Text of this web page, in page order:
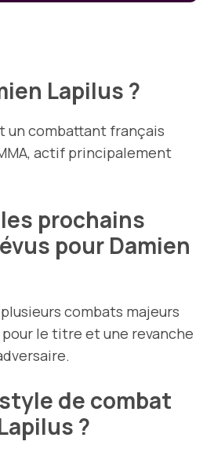
Lapilus ?
un combattant français
actif principalement
prochains
pour Damien
combats majeurs
le titre et une revanche
de combat
?